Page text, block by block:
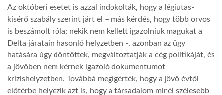
Az októberi esetet is azzal indokolták, hogy a légiutas-
kísérő szabály szerint járt el – más kérdés, hogy több orvos
is beszámolt róla: nekik nem kellett igazolniuk magukat a
Delta járatain hasonló helyzetben -, azonban az ügy
hatására úgy döntöttek, megváltoztatják a cég politikáját, és
a jövőben nem kérnek igazoló dokumentumot
krízishelyzetben. Továbbá megígérték, hogy a jövő évtől
előtérbe helyezik azt is, hogy a társadalom minél szélesebb